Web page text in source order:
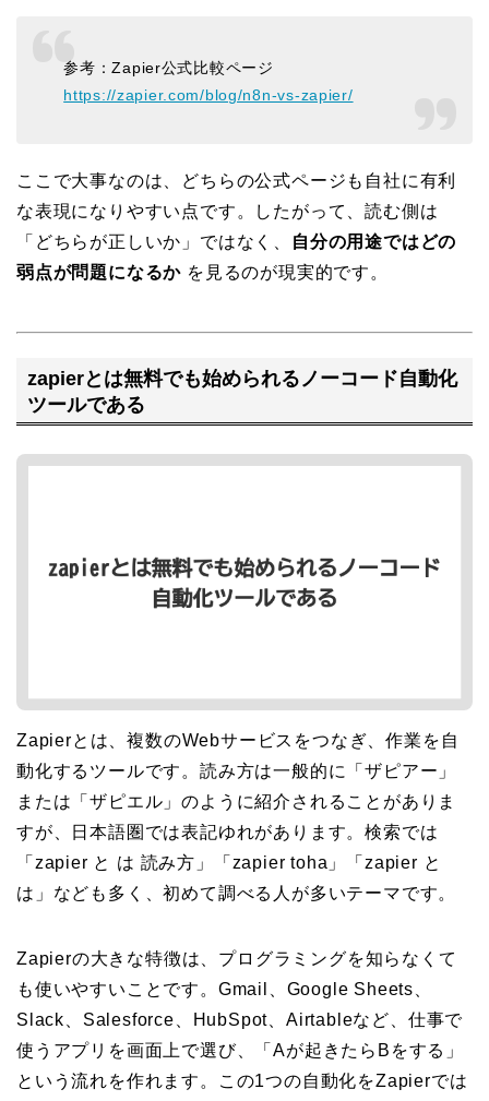
参考：Zapier公式比較ページ
https://zapier.com/blog/n8n-vs-zapier/
ここで大事なのは、どちらの公式ページも自社に有利
な表現になりやすい点です。したがって、読む側は
「どちらが正しいか」ではなく、
自分の用途ではどの
弱点が問題になるか を見るのが現実的です。
zapierとは無料でも始められるノーコード自動化
ツールである
Zapierとは、複数のWebサービスをつなぎ、作業を自
動化するツールです。読み方は一般的に「ザピアー」
または「ザピエル」のように紹介されることがありま
すが、日本語圏では表記ゆれがあります。検索では
「zapier と は 読み方」「zapier toha」「zapier と
は」なども多く、初めて調べる人が多いテーマです。
Zapierの大きな特徴は、プログラミングを知らなくて
も使いやすいことです。Gmail、Google Sheets、
Slack、Salesforce、HubSpot、Airtableなど、仕事で
使うアプリを画面上で選び、「Aが起きたらBをする」
という流れを作れます。この1つの自動化をZapierでは